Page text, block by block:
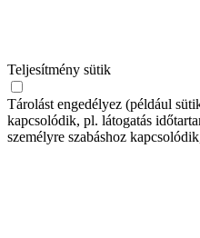
Teljesítmény sütik
Tárolást engedélyez (például
kapcsolódik, pl. látogatás
személyre szabáshoz